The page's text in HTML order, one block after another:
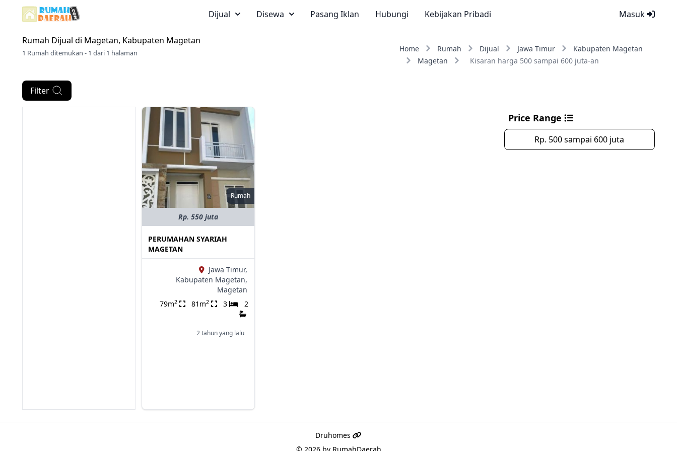
Masuk
Dijual Disewa Pasang Iklan Hubungi Kebijakan Pribadi
Rumah Dijual di Magetan, Kabupaten Magetan
1 Rumah ditemukan - 1 dari 1 halaman Home Rumah Dijual Jawa Timur
Kabupaten Magetan
Magetan
Kisaran harga 500 sampai 600 juta-an
Filter
Rumah
Rp. 550 juta
PERUMAHAN SYARIAH
MAGETAN
Jawa Timur,
Kabupaten Magetan,
Magetan
79m2 81m2 3 2
2 tahun yang lalu
Price Range
Rp. 500 sampai 600 juta
Druhomes